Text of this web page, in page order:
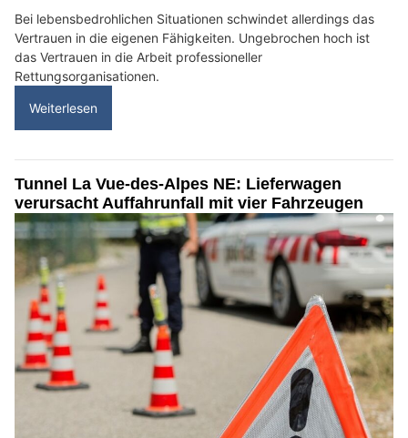
Bei lebensbedrohlichen Situationen schwindet allerdings das
Vertrauen in die eigenen Fähigkeiten. Ungebrochen hoch ist
das Vertrauen in die Arbeit professioneller
Rettungsorganisationen.
Weiterlesen
Tunnel La Vue-des-Alpes NE: Lieferwagen
verursacht Auffahrunfall mit vier Fahrzeugen